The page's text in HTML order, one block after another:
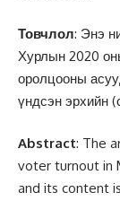
Товчлол: Энэ
Хурлын 2020
оролцооны
үндсэн эрхийн
Abstract: The
voter turnout in
and its content